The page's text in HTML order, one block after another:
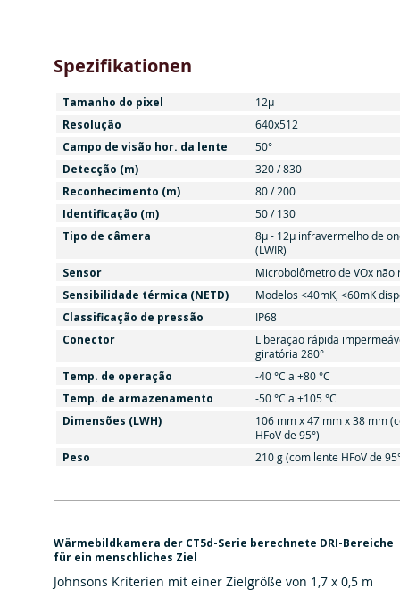
Spezifikationen
Tamanho do pixel 12μ
Resolução 640x512
Campo de visão hor. da lente 50°
Detecção (m) 320 / 830
Reconhecimento (m) 80 / 200
Identificação (m) 50 / 130
Tipo de câmera
8μ - 12μ infravermelho de
(LWIR)
Sensor Microbolômetro de VOx não
Sensibilidade térmica (NETD) Modelos <40mK, <60mK
Classificação de pressão IP68
Conector
Liberação rápida
giratória 280°
Temp. de operação -40 °C a +80 °C
Temp. de armazenamento -50 °C a +105 °C
Dimensões (LWH)
106 mm x 47 mm x 38 mm
HFoV de 95°)
Peso 210 g (com lente HFoV de
Wärmebildkamera der CT5d-Serie berechnete DRI-Bereiche
für ein menschliches Ziel
Johnsons Kriterien mit einer Zielgröße von 1,7 x 0,5 m